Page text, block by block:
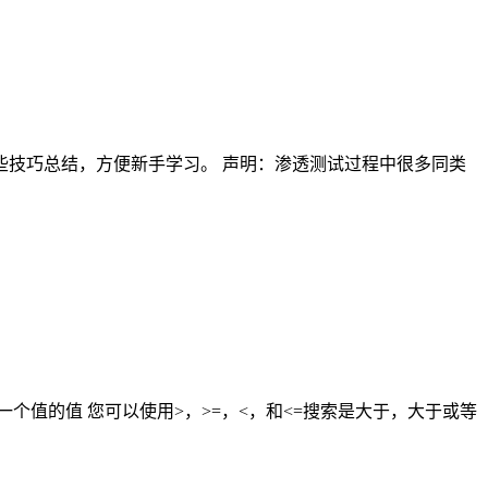
巧总结，方便新手学习。 声明：渗透测试过程中很多同类
值的值 您可以使用>，>=，<，和<=搜索是大于，大于或等